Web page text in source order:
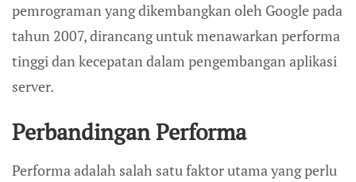
pemrograman yang dikembangkan oleh Google pada
tahun 2007, dirancang untuk menawarkan performa
tinggi dan kecepatan dalam pengembangan aplikasi
server.
Perbandingan Performa
Performa adalah salah satu faktor utama yang perlu